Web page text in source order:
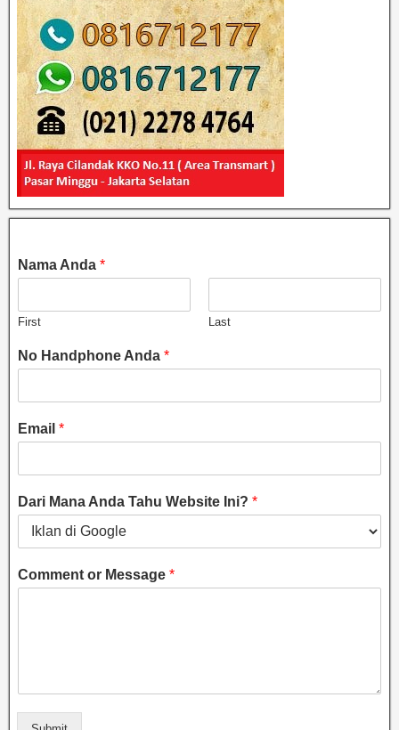
Nama Anda *
First Last
No Handphone Anda *
Email *
Dari Mana Anda Tahu Website Ini? *
Comment or Message *